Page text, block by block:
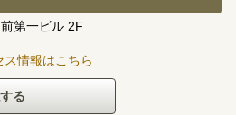
第一ビル 2F
情報はこちら